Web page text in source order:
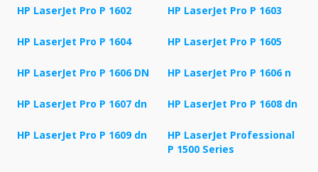
HP LaserJet Pro P 1602 HP LaserJet Pro P 1603
HP LaserJet Pro P 1604 HP LaserJet Pro P 1605
HP LaserJet Pro P 1606 DN HP LaserJet Pro P 1606 n
HP LaserJet Pro P 1607 dn HP LaserJet Pro P 1608 dn
HP LaserJet Pro P 1609 dn
HP LaserJet Professional
P 1500 Series